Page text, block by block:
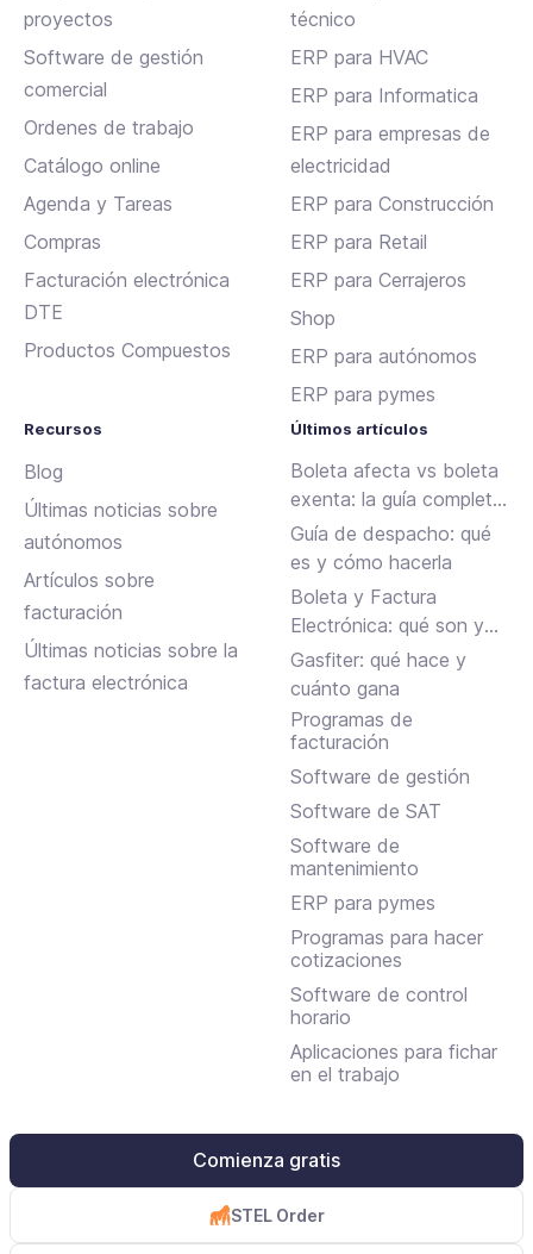
proyectos
Software de gestión
comercial
Ordenes de trabajo
Catálogo online
Agenda y Tareas
Compras
Facturación electrónica
DTE
Productos Compuestos
técnico
ERP para HVAC
ERP para Informatica
ERP para empresas de
electricidad
ERP para Construcción
ERP para Retail
ERP para Cerrajeros
Shop
ERP para autónomos
ERP para pymes
Recursos
Blog
Últimas noticias sobre
autónomos
Artículos sobre
facturación
Últimas noticias sobre la
factura electrónica
Últimos artículos
Boleta afecta vs boleta
exenta: la guía completa
para emitir sin errores en
Chile
Guía de despacho: qué
es y cómo hacerla
Boleta y Factura
Electrónica: qué son y
en qué se diferencian
Gasfiter: qué hace y
cuánto gana
Programas de
facturación
Software de gestión
Software de SAT
Software de
mantenimiento
ERP para pymes
Programas para hacer
cotizaciones
Software de control
horario
Aplicaciones para fichar
en el trabajo
Comienza gratis
STEL Order